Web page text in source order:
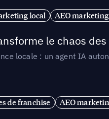
local AEO
le chaos
locale : un agent IA
de franchise AEO